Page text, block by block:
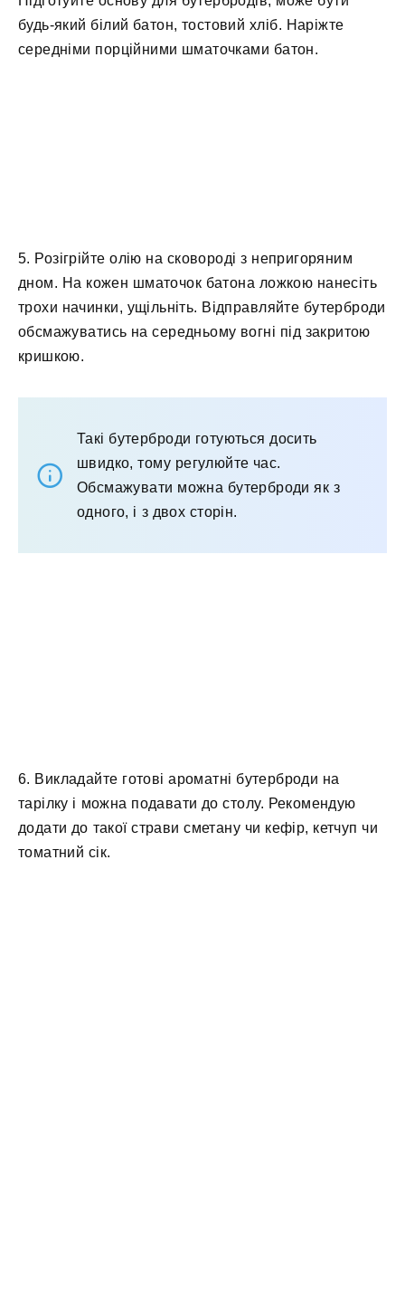
будь-який білий батон, тостовий хліб. Наріжте
середніми порційними шматочками батон.
5. Розігрійте олію на сковороді з непригоряним
дном. На кожен шматочок батона ложкою нанесіть
трохи начинки, ущільніть. Відправляйте бутерброди
обсмажуватись на середньому вогні під закритою
кришкою.
Такі бутерброди готуються досить
швидко, тому регулюйте час.
Обсмажувати можна бутерброди як з
одного, і з двох сторін.
6. Викладайте готові ароматні бутерброди на
тарілку і можна подавати до столу. Рекомендую
додати до такої страви сметану чи кефір, кетчуп чи
томатний сік.